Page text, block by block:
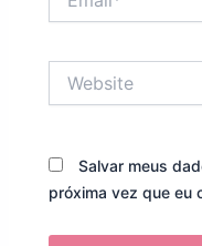
Salvar meus
próxima vez que eu